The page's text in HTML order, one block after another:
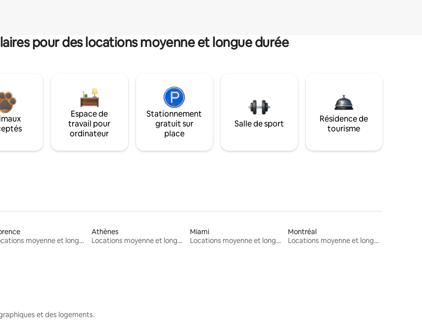
pour des locations moyenne et longue durée
Espace de
travail pour
ordinateur
Stationnement
gratuit sur
place
Salle de sport
Résidence de
tourisme
Locations moyenne et longue durée
Athènes
Locations moyenne et longue durée
Miami
Locations moyenne et longue durée
Montréal
Locations moyenne et longue durée
et des logements.